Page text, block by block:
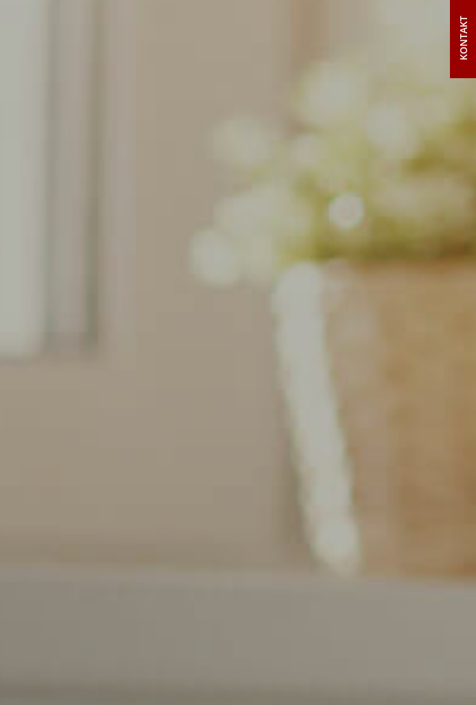
KONTAKT